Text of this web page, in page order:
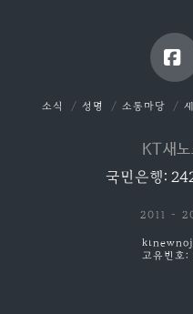
소식 성명 소통마당
KT새
국민은행:
2011 -
고유번호